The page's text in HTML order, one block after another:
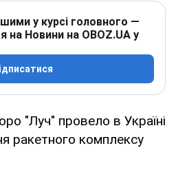
у курсі головного —
на Новини на OBOZ.UA у
"Луч" провело в Україні
ракетного комплексу